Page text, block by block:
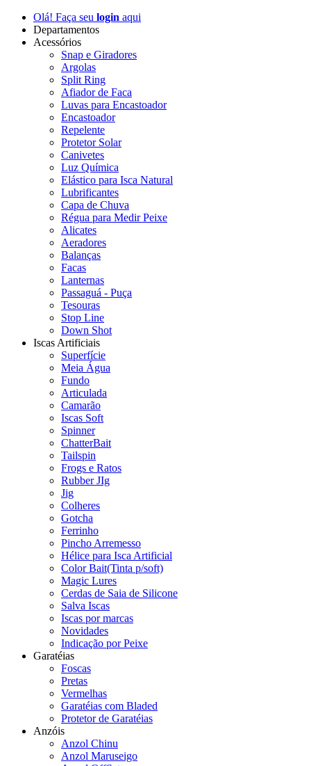
Olá! Faça seu login aqui
Departamentos
Acessórios
Snap e Giradores
Argolas
Split Ring
Afiador de Faca
Luvas para Encastoador
Encastoador
Repelente
Protetor Solar
Canivetes
Luz Química
Elástico para Isca Natural
Lubrificantes
Capa de Chuva
Régua para Medir Peixe
Alicates
Aeradores
Balanças
Facas
Lanternas
Passaguá - Puça
Tesouras
Stop Line
Down Shot
Iscas Artificiais
Superfície
Meia Água
Fundo
Articulada
Camarão
Iscas Soft
Spinner
ChatterBait
Tailspin
Frogs e Ratos
Rubber JIg
Jig
Colheres
Gotcha
Ferrinho
Pincho Arremesso
Hélice para Isca Artificial
Color Bait(Tinta p/soft)
Magic Lures
Cerdas de Saia de Silicone
Salva Iscas
Iscas por marcas
Novidades
Indicação por Peixe
Garatéias
Foscas
Pretas
Vermelhas
Garatéias com Bladed
Protetor de Garatéias
Anzóis
Anzol Chinu
Anzol Maruseigo